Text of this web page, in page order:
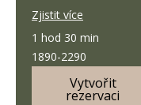
Zjistit více
1 hod 30 min
1890-
2290
1890-2290
Vytvořit
rezervaci